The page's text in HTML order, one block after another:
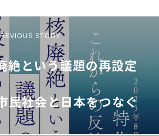
STORY
絶という議題の再設定
民社会と日本をつなぐ